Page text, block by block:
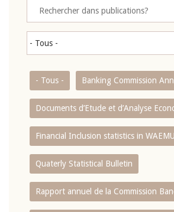
- Tous - Banking Commission
Documents d’Etude et d’Analyse
Financial Inclusion statistics in WAEMU
Quaterly Statistical Bulletin
Rapport annuel de la Commission